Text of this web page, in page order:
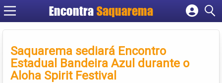
Encontra Saquarema
Cadastrar empresa
Criar conta
Saquarema sediará Encontro
Estadual Bandeira Azul durante o
Aloha Spirit Festival